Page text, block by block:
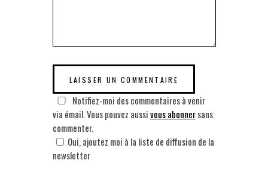
Notifiez-moi des commentaires à venir
via émail. Vous pouvez aussivous abonnersans
commenter.
Oui, ajoutez moi à la liste de diffusion de la
newsletter